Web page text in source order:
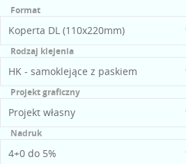
Format
Rodzaj klejenia
Projekt graficzny
Nadruk